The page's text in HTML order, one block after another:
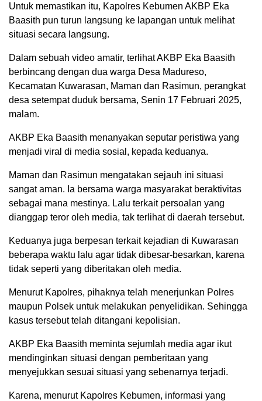
Untuk memastikan itu, Kapolres Kebumen AKBP Eka
Baasith pun turun langsung ke lapangan untuk melihat
situasi secara langsung.
Dalam sebuah video amatir, terlihat AKBP Eka Baasith
berbincang dengan dua warga Desa Madureso,
Kecamatan Kuwarasan, Maman dan Rasimun, perangkat
desa setempat duduk bersama, Senin 17 Februari 2025,
malam.
AKBP Eka Baasith menanyakan seputar peristiwa yang
menjadi viral di media sosial, kepada keduanya.
Maman dan Rasimun mengatakan sejauh ini situasi
sangat aman. Ia bersama warga masyarakat beraktivitas
sebagai mana mestinya. Lalu terkait persoalan yang
dianggap teror oleh media, tak terlihat di daerah tersebut.
Keduanya juga berpesan terkait kejadian di Kuwarasan
beberapa waktu lalu agar tidak dibesar-besarkan, karena
tidak seperti yang diberitakan oleh media.
Menurut Kapolres, pihaknya telah menerjunkan Polres
maupun Polsek untuk melakukan penyelidikan. Sehingga
kasus tersebut telah ditangani kepolisian.
AKBP Eka Baasith meminta sejumlah media agar ikut
mendinginkan situasi dengan pemberitaan yang
menyejukkan sesuai situasi yang sebenarnya terjadi.
Karena, menurut Kapolres Kebumen, informasi yang